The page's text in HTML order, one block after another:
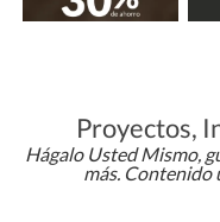
Proyectos,
Hágalo Usted Mismo,
más. Contenido